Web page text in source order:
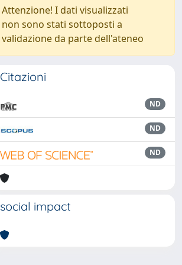
Attenzione! I dati visualizzati
non sono stati sottoposti a
validazione da parte dell'ateneo
Citazioni
ND
ND
ND
social impact